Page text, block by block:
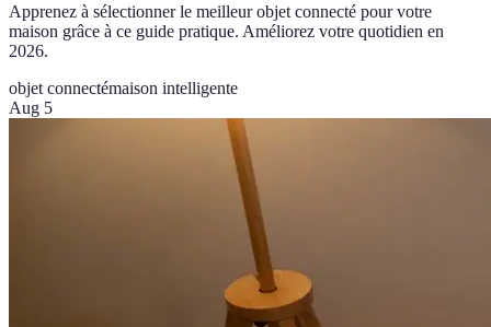
Apprenez à sélectionner le meilleur objet connecté pour votre
maison grâce à ce guide pratique. Améliorez votre quotidien en
2026.
objet connectémaison intelligente
Aug 5